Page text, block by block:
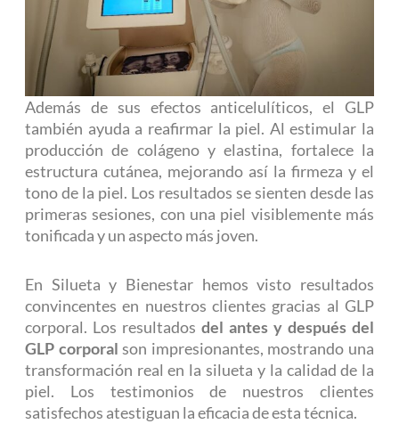
Además de sus efectos anticelulíticos, el GLP
también ayuda a reafirmar la piel. Al estimular la
producción de colágeno y elastina, fortalece la
estructura cutánea, mejorando así la firmeza y el
tono de la piel. Los resultados se sienten desde las
primeras sesiones, con una piel visiblemente más
tonificada y un aspecto más joven.
En Silueta y Bienestar hemos visto resultados
convincentes en nuestros clientes gracias al GLP
corporal. Los resultados del antes y después del
GLP corporal son impresionantes, mostrando una
transformación real en la silueta y la calidad de la
piel. Los testimonios de nuestros clientes
satisfechos atestiguan la eficacia de esta técnica.